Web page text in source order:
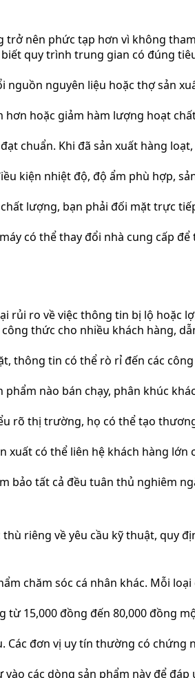
nên phức tạp hơn vì không
quy trình trung gian có đúng
nguyên liệu hoặc thợ sản
hoặc giảm hàm lượng hoạt
chuẩn. Khi đã sản xuất hàng
kiện nhiệt độ, độ ẩm phù hợp,
lượng, bạn phải đối mặt trực
có thể thay đổi nhà cung cấp
rủi ro về việc thông tin bị lộ hoặc
thức cho nhiều khách hàng,
thông tin có thể rò rỉ đến các
nào bán chạy, phân khúc
rõ thị trường, họ có thể tạo
có thể liên hệ khách hàng lớn
bảo tất cả đều tuân thủ nghiêm
riêng về yêu cầu kỹ thuật, quy
chăm sóc cá nhân khác. Mỗi
15,000 đồng đến 80,000 đồng
đơn vị uy tín thường có chứng
các dòng sản phẩm này để